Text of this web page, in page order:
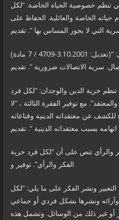
الأولى من المادة 20 التي تنظم خصوصية الحياة الخاصة: “لكل
حياته الخاصة والعائلية. الحفاظ على
المادة 22 التي تنظم حرية الاتصال: “(تعديل: 3.10.2001-4709 / 7 مادة)
من المادة 24 التي تنظم حرية الدين والوجدان: “لكل فرد
مع توفير الفقرة الثالثة ، “لا
عن معتقداته الدينية وقناعاته
الفكر والرأي تنص على أن “لكل فرد حرية
الفكر والرأي”. توفير و
حرية التعبير ونشر الفكر على ما يلي: “لكل
ونشرها بشكل فردي أو جماعي
أو غير ذلك من الوسائل. وتشمل هذه